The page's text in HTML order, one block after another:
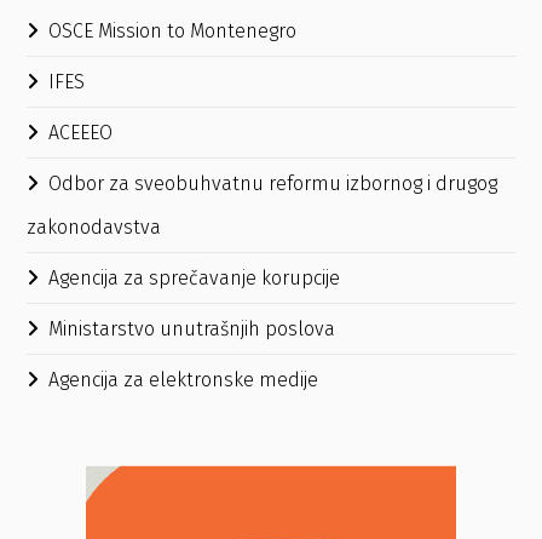
OSCE Mission to Montenegro
IFES
ACEEEO
Odbor za sveobuhvatnu reformu izbornog i drugog
zakonodavstva
Agencija za sprečavanje korupcije
Ministarstvo unutrašnjih poslova
Agencija za elektronske medije